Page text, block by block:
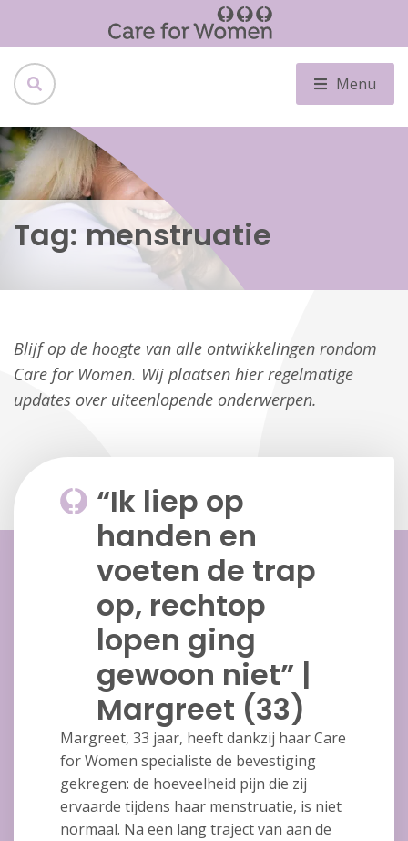
Menu
Tag: menstruatie
Blijf op de hoogte van alle ontwikkelingen rondom
Care for Women. Wij plaatsen hier regelmatige
updates over uiteenlopende onderwerpen.
“Ik liep op
handen en
voeten de trap
op, rechtop
lopen ging
gewoon niet” |
Margreet (33)
Margreet, 33 jaar, heeft dankzij haar Care
for Women specialiste de bevestiging
gekregen: de hoeveelheid pijn die zij
ervaarde tijdens haar menstruatie, is niet
normaal. Na een lang traject van aan de